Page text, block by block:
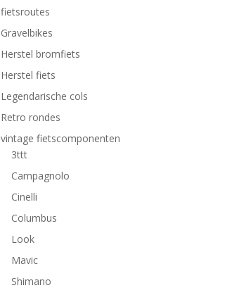
fietsroutes
Gravelbikes
Herstel bromfiets
Herstel fiets
Legendarische cols
Retro rondes
vintage fietscomponenten
3ttt
Campagnolo
Cinelli
Columbus
Look
Mavic
Shimano